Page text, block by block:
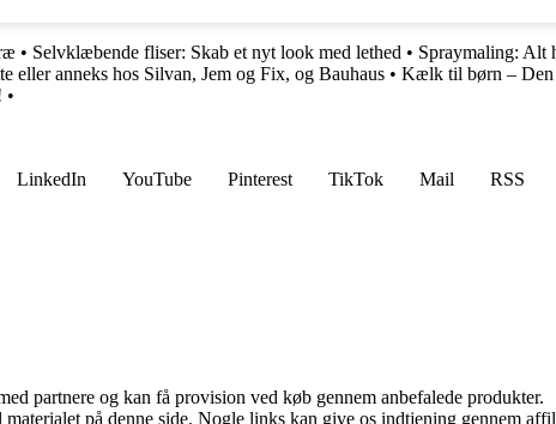
• Selvklæbende fliser: Skab et nyt look med lethed • Spraymaling: Alt
eller anneks hos Silvan, Jem og Fix, og Bauhaus • Kælk til børn – Den
•
LinkedIn YouTube Pinterest TikTok Mail
RSS
partnere og kan få provision ved køb gennem anbefalede produkter.
på denne side. Nogle links kan give os indtjening gennem